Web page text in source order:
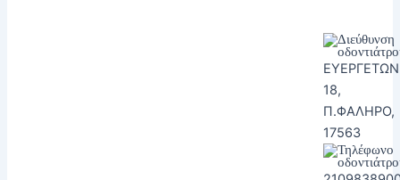
ΕΥΕΡΓΕΤΩΝ
18,
Π.ΦΑΛΗΡΟ,
17563